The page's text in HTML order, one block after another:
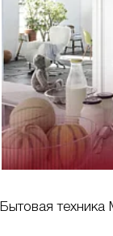
Бытовая техника